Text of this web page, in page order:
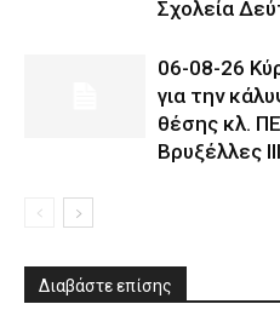
Σχολεία
06-08-26
για την
θέσης κλ.
Βρυξέλλες ΙΙΙ
Διαβάστε επίσης